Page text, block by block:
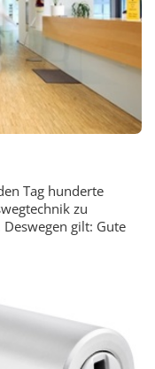
Tag hunderte
zu
gilt: Gute